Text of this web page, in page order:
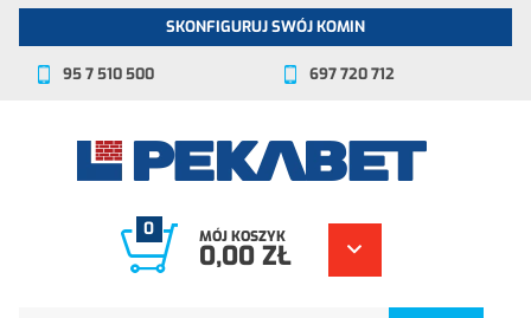
SKONFIGURUJ SWÓJ KOMIN
95 7 510 500 697 720 712
0 MÓJ KOSZYK
0,00 ZŁ